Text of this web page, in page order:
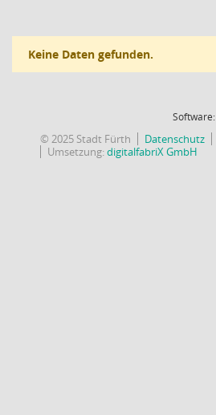
Keine Daten gefunden.
Software:
© 2025 Stadt Fürth Datenschutz
Umsetzung:digitalfabriX GmbH